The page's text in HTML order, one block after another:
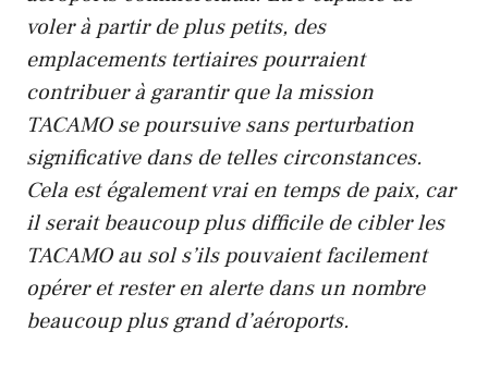
voler à partir de plus petits, des
emplacements tertiaires pourraient
contribuer à garantir que la mission
TACAMO se poursuive sans perturbation
significative dans de telles circonstances.
Cela est également vrai en temps de paix, car
il serait beaucoup plus difficile de cibler les
TACAMO au sol s’ils pouvaient facilement
opérer et rester en alerte dans un nombre
beaucoup plus grand d’aéroports.